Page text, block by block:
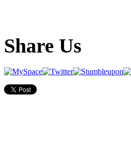
Share Us